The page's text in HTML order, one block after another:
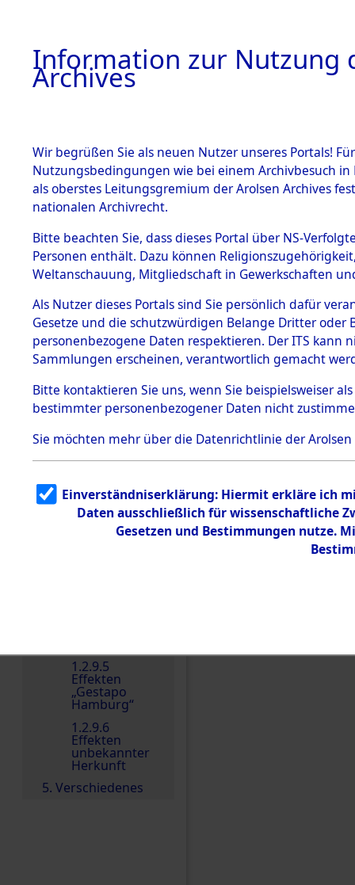
BESTÄNDE
1.
Inhaftierungsdoku
mente
1.2.9 Beim ITS
Effekten
1.2.9.1
Effekten aus
dem KZ
Dachau
1.2.9.2
Effekten aus
dem KZ
Bayerisches
1.2.9.3
Effekten aus
dem KZ
Neuengamm
1.2.9.5
Effekten
„Gestapo
Hamburg“
1.2.9.6
Effekten
unbekannter
Herkunft
5. Verschiedenes
0001
Einen Kommentar
Information zur Nutzung
Archives
Wir begrüßen Sie als neuen Nutzer unseres Portals!
Nutzungsbedingungen wie bei einem Archivbesuch
als oberstes Leitungsgremium der Arolsen Archives
nationalen Archivrecht.
Bitte beachten Sie, dass dieses Portal über NS-
Personen enthält. Dazu können
Weltanschauung, Mitgliedschaft in Gewerkschaften
Als Nutzer dieses Portals sind Sie persönlich dafür
Gesetze und die schutzwürdigen Belange Dritter
personenbezogene Daten respektieren. Der ITS
Sammlungen erscheinen, verantwortlich gemacht
Bitte kontaktieren Sie uns, wenn Sie beispielsweiser
bestimmter personenbezogener Daten nicht
Sie möchten mehr über die Datenrichtlinie der Arolsen
Einverständniserklärung: Hiermit erkläre ich
Daten ausschließlich für wissenschaftliche
Gesetzen und Bestimmungen nutze.